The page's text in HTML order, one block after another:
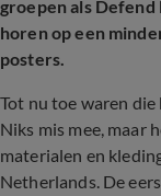
groepen als
horen op een
posters.
Tot nu toe waren
Niks mis mee, maar
materialen en
Netherlands. De